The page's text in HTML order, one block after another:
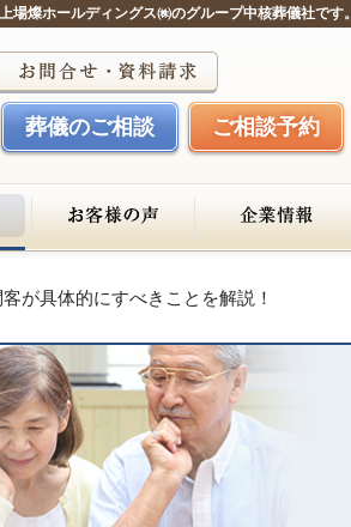
場燦ホールディングス㈱のグループ中核葬儀社です。
葬儀のご相談 ご相談予約
が具体的にすべきことを解説！